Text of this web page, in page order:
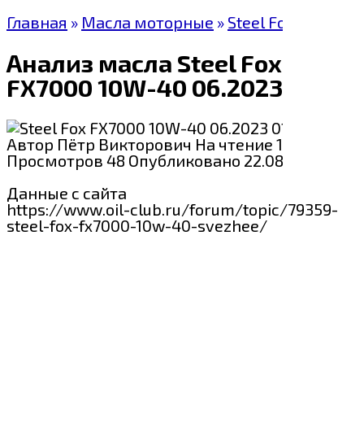
Главная » Масла моторные » Steel Fox
Анализ масла Steel Fox
FX7000 10W-40 06.2023
Автор Пётр Викторович На чтение 1 мин
Просмотров 48 Опубликовано 22.08.2024
Данные с сайта
https://www.oil-club.ru/forum/topic/79359-
steel-fox-fx7000-10w-40-svezhee/